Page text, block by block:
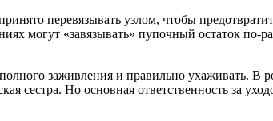
перевязывать узлом, чтобы
могут «завязывать» пупочный остаток
заживления и правильно ухаживать.
сестра. Но основная ответственность за